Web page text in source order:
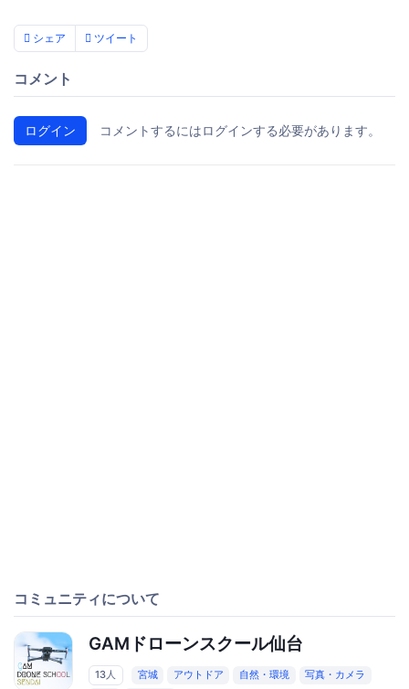
シェア ツイート
コメント
ログイン コメントするにはログインする必要があります。
コミュニティについて
GAMドローンスクール仙台
13人 宮城 アウトドア 自然・環境
写真・カメラ